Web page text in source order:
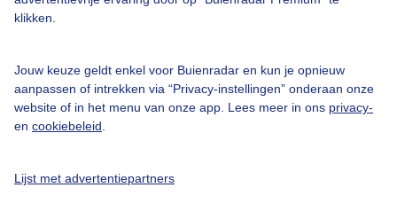
klikken.
Jouw keuze geldt enkel voor Buienradar en kun je opnieuw
aanpassen of intrekken via “Privacy-instellingen” onderaan onze
website of in het menu van onze app. Lees meer in ons privacy-
en cookiebeleid
Lijst met advertentiepartners
Adverteren
Privacy beleid
Cookie beleid